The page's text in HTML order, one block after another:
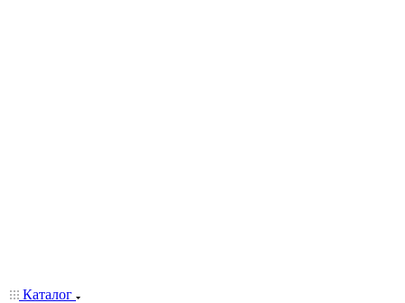
Каталог